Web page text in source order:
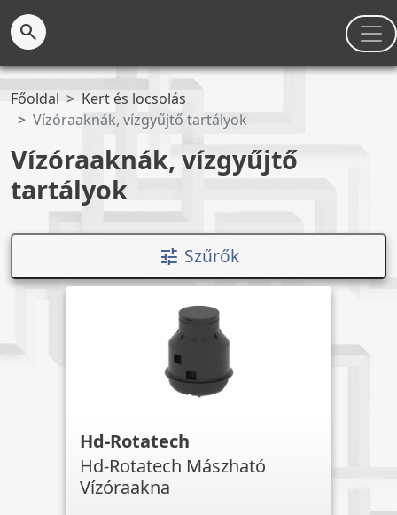
search
Főoldal
Kert és locsolás
Vízóraaknák, vízgyűjtő tartályok
Vízóraaknák, vízgyűjtő
tartályok
tune Szűrők
Hd-Rotatech
Hd-Rotatech Mászható
Vízóraakna